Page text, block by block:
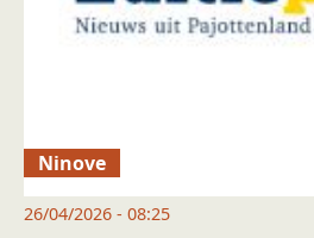
Ninove
26/04/2026 - 08:25